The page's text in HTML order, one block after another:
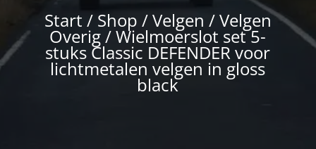
Start / Shop /Velgen /Velgen
Overig/ Wielmoerslot set 5-
stuks Classic DEFENDER voor
lichtmetalen velgen in gloss
black